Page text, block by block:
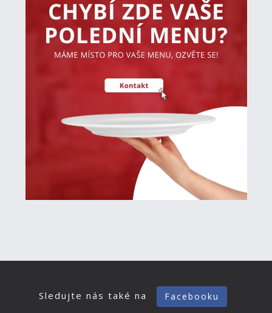
Sledujte nás také na Facebooku